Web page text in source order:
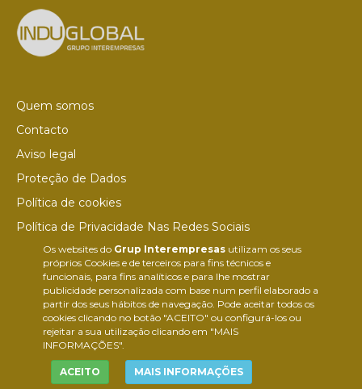
Os websites do Grup Interempresasutilizam os seus
próprios Cookies e de terceiros para fins técnicos e
funcionais, para fins analíticos e para lhe mostrar
publicidade personalizada com base num perfil elaborado a
partir dos seus hábitos de navegação. Pode aceitar todos os
cookies clicando no botão "ACEITO" ou configurá-los ou
rejeitar a sua utilização clicando em "MAIS
INFORMAÇÕES".
ACEITO MAIS INFORMAÇÕES
Quem somos
Contacto
Aviso legal
Proteção de Dados
Política de cookies
Política de Privacidade Nas Redes Sociais
Canal de denúncias
Colaborações editoriais